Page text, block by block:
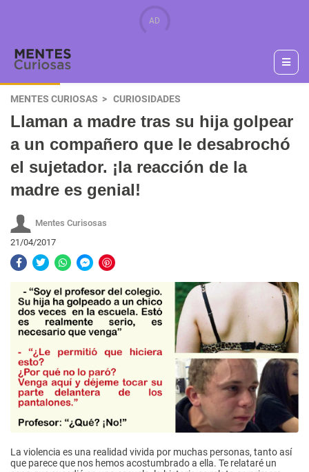
MENTES CURIOSAS CURIOSIDADES
Llaman a madre tras su hija golpear
a un compañero que le desabrochó
el sujetador. ¡la reacción de la
madre es genial!
Mentes Curisosas
21/04/2017
La violencia es una realidad vivida por muchas personas, tanto así
que parece que nos hemos acostumbrado a ella. Te relataré un